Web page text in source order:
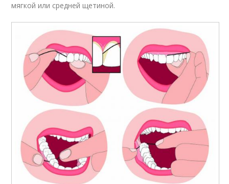
мягкой или средней щетиной.